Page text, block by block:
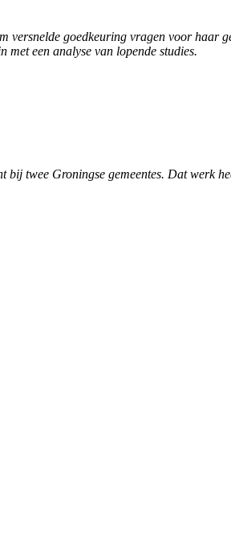
goedkeuring vragen voor haar
een analyse van lopende studies.
twee Groningse gemeentes. Dat werk